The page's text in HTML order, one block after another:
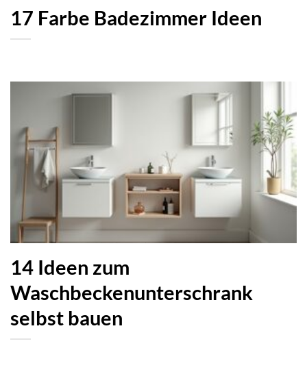
17 Farbe Badezimmer Ideen
14 Ideen zum
Waschbeckenunterschrank
selbst bauen